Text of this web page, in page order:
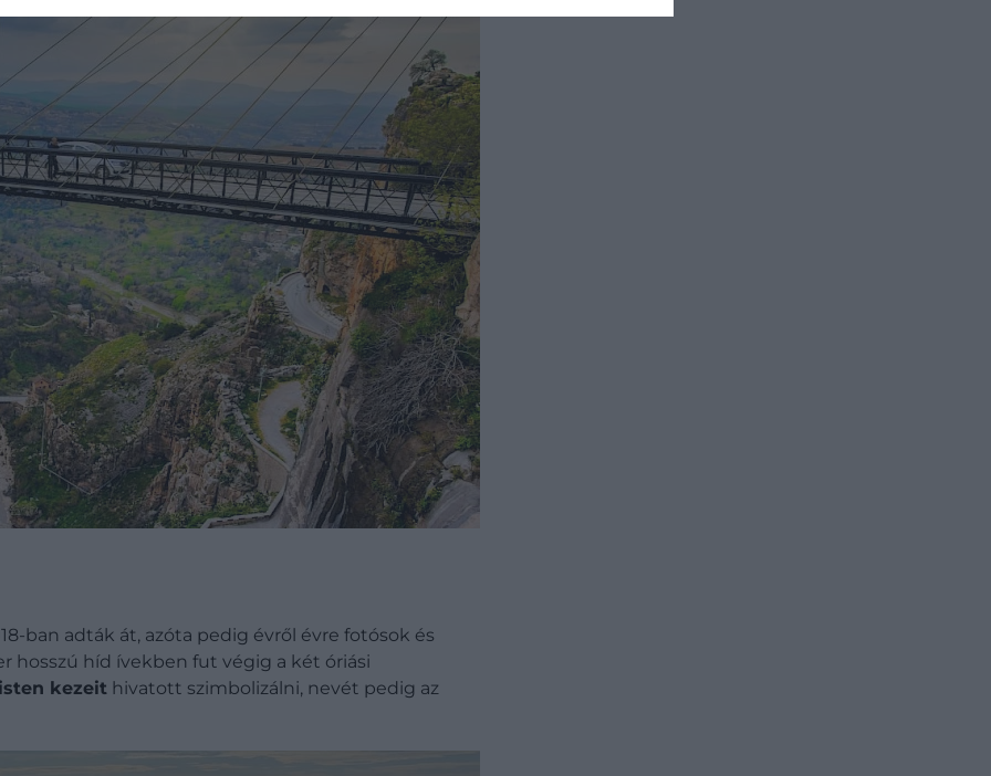
ban adták át, azóta pedig évről évre fotósok és
hosszú híd ívekben fut végig a két óriási
isten kezeit hivatott szimbolizálni, nevét pedig az